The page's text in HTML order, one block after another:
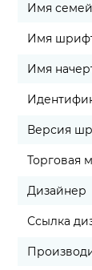
Имя
Имя
Имя
Версия
Торговая
Дизайнер
Ссылка